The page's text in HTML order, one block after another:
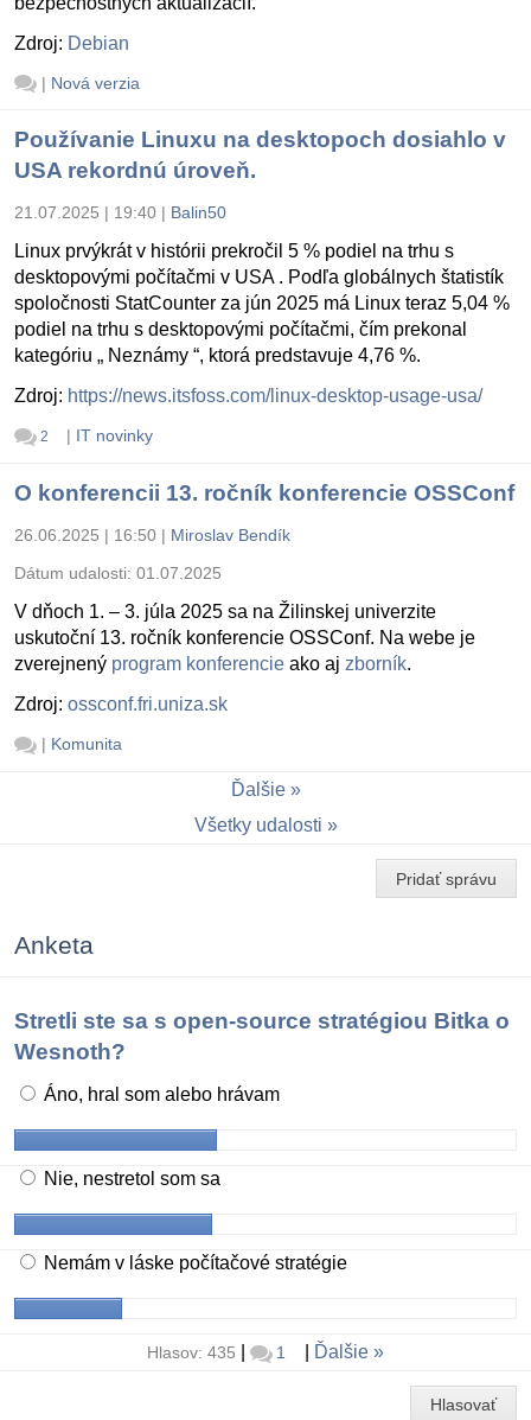
Zdroj: Debian
| Nová verzia
Používanie Linuxu na desktopoch dosiahlo v
USA rekordnú úroveň.
21.07.2025 | 19:40 | Balin50
Linux prvýkrát v histórii prekročil 5 % podiel na trhu s
desktopovými počítačmi v USA . Podľa globálnych štatistík
spoločnosti StatCounter za jún 2025 má Linux teraz 5,04 %
podiel na trhu s desktopovými počítačmi, čím prekonal
kategóriu „ Neznámy “, ktorá predstavuje 4,76 %.
Zdroj: https://news.itsfoss.com/linux-desktop-usage-usa/
2 | IT novinky
O konferencii 13. ročník konferencie OSSConf
26.06.2025 | 16:50 | Miroslav Bendík
Dátum udalosti: 01.07.2025
V dňoch 1. – 3. júla 2025 sa na Žilinskej univerzite
uskutoční 13. ročník konferencie OSSConf. Na webe je
zverejnený program konferencie ako aj zborník.
Zdroj: ossconf.fri.uniza.sk
| Komunita
Ďalšie
Všetky udalosti
Pridať správu
Anketa
Stretli ste sa s open-source stratégiou Bitka o
Wesnoth?
Áno, hral som alebo hrávam
Nie, nestretol som sa
Nemám v láske počítačové stratégie
Hlasov: 435 1 Ďalšie
Hlasovať